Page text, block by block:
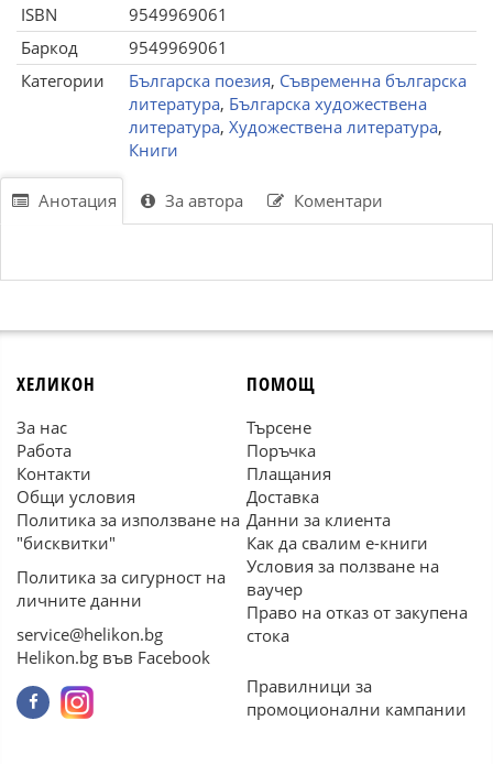
ISBN
9549969061
Баркод
9549969061
Категории
Българска поезия, Съвременна българска
литература, Българска художествена
литература, Художествена литература,
Книги
Анотация За автора Коментари
ХЕЛИКОН
За нас
Работа
Контакти
Общи условия
Политика за използване на
"бисквитки"
Политика за сигурност на
личните данни
service@helikon.bg
Helikon.bg във Facebook
ПОМОЩ
Търсене
Поръчка
Плащания
Доставка
Данни за клиента
Как да свалим е-книги
Условия за ползване на
ваучер
Право на отказ от закупена
стока
Правилници за
промоционални кампании